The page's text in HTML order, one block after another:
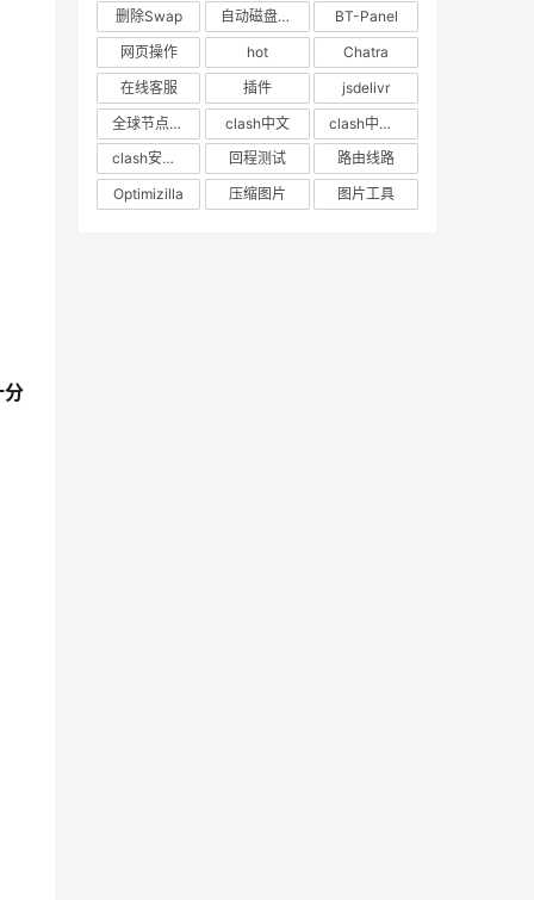
分
删除Swap 自动磁盘挂载
BT-Panel
网页操作
hot
Chatra
在线客服
插件
jsdelivr
全球节点CDN
clash中文
clash中文教程
clash安卓教程
回程测试
路由线路
Optimizilla
压缩图片 图片工具